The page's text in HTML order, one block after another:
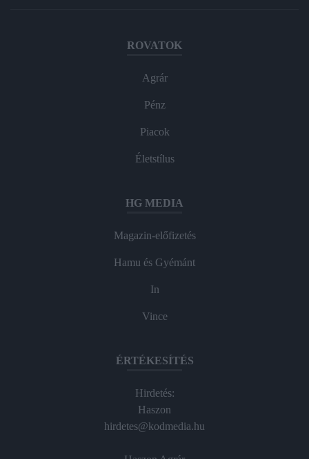
ROVATOK
Agrár
Pénz
Piacok
Életstílus
HG MEDIA
Magazin-előfizetés
Hamu és Gyémánt
In
Vince
ÉRTÉKESÍTÉS
Hirdetés:
Haszon
hirdetes@kodmedia.hu